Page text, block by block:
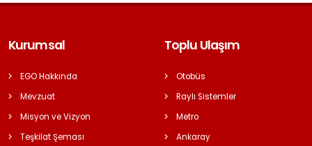
Kurumsal
EGO Hakkında
Mevzuat
Misyon ve Vizyon
Teşkilat Şeması
Toplu Ulaşım
Otobüs
Raylı Sistemler
Metro
Ankaray